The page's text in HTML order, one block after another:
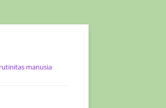
manusia